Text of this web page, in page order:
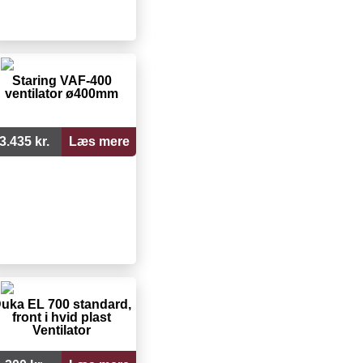
Staring VAF-400
ventilator ø400mm
3.435 kr. Læs mere
EL 700 standard,
front i hvid plast
Ventilator